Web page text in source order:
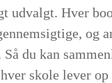
udvalgt. Hver
og
du kan
skole lever